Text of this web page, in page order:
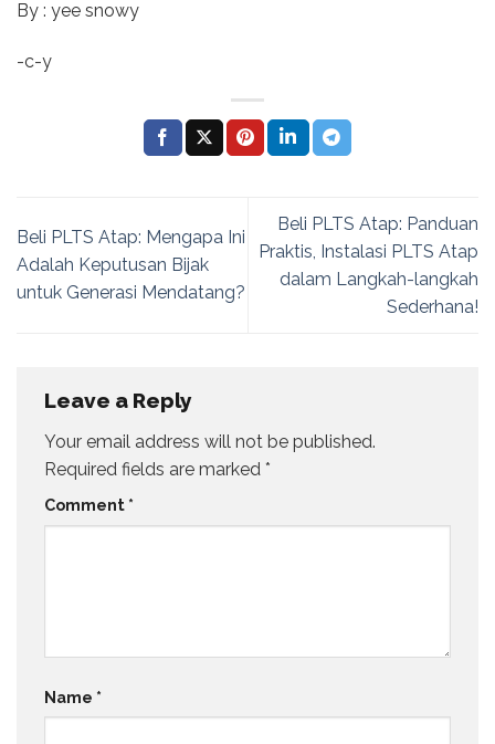
By : yee snowy
-c-y
Beli PLTS Atap: Mengapa Ini
Adalah Keputusan Bijak
untuk Generasi Mendatang?
Beli PLTS Atap: Panduan
Praktis, Instalasi PLTS Atap
dalam Langkah-langkah
Sederhana!
Leave a Reply
Your email address will not be published.
Required fields are marked *
Comment *
Name *